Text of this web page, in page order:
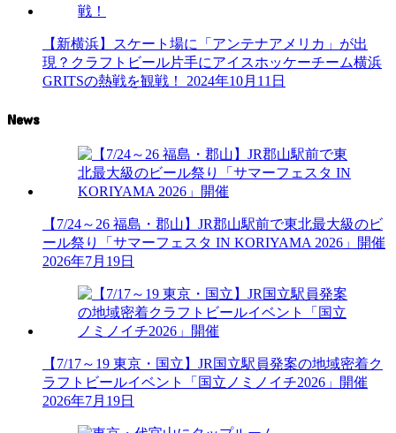
【新横浜】スケート場に「アンテナアメリカ」が出
現？クラフトビール片手にアイスホッケーチーム横浜
GRITSの熱戦を観戦！
2024年10月11日
News
【7/24～26 福島・郡山】JR郡山駅前で東北最大級のビ
ール祭り「サマーフェスタ IN KORIYAMA 2026」開催
2026年7月19日
【7/17～19 東京・国立】JR国立駅員発案の地域密着ク
ラフトビールイベント「国立ノミノイチ2026」開催
2026年7月19日